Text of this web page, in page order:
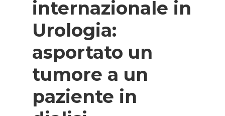
internazionale in
Urologia:
asportato un
tumore a un
paziente in